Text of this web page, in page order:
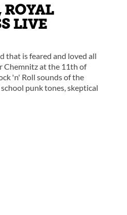
LIVE
that is feared and loved all
Chemnitz at the 11th of
'n' Roll sounds of the
punk tones, skeptical